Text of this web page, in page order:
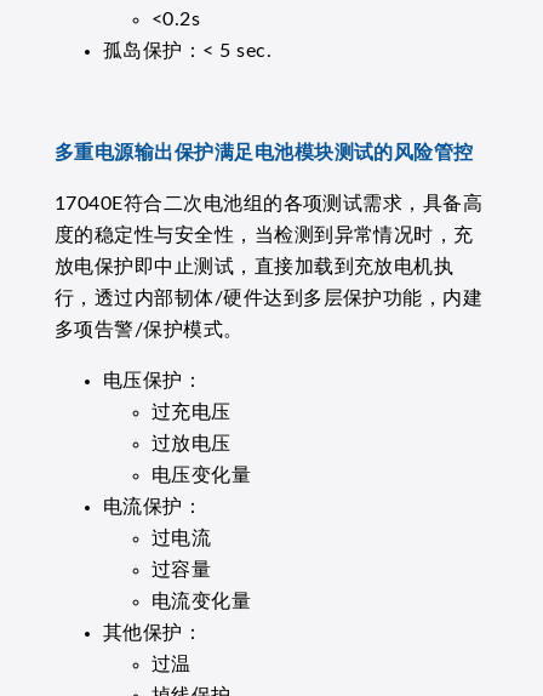
<0.2s
孤岛保护：< 5 sec.
多重电源输出保护满足电池模块测试的风险管控
17040E符合二次电池组的各项测试需求，具备高
度的稳定性与安全性，当检测到异常情况时，充
放电保护即中止测试，直接加载到充放电机执
行，透过内部韧体/硬件达到多层保护功能，内建
多项告警/保护模式。
电压保护：
过充电压
过放电压
电压变化量
电流保护：
过电流
过容量
电流变化量
其他保护：
过温